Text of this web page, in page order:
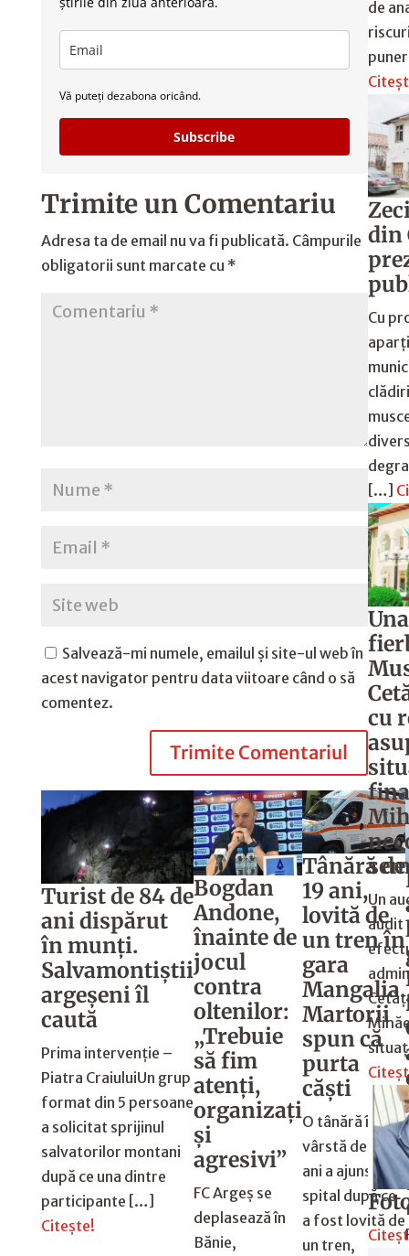
Vă puteți dezabona oricând.
Subscribe
Trimite un Comentariu
Adresa ta de email nu va fi publicată. Câmpurile
obligatorii sunt marcate cu *
Salvează-mi numele, emailul și site-ul web în
acest navigator pentru data viitoare când o să
comentez.
Trimite Comentariul
Turist de 84 de
ani dispărut
în munți.
Salvamontiștii
argeșeni îl
caută
Prima intervenție –
Piatra CraiuluiUn grup
format din 5 persoane
a solicitat sprijinul
salvatorilor montani
după ce una dintre
participante […]
Citește!
Bogdan
Andone,
înainte de
jocul
contra
oltenilor:
„Trebuie
să fim
atenți,
organizați
și
agresivi”
FC Argeș se
deplasează în
Bănie,
Tânără de
19 ani,
lovită de
un tren în
gara
Mangalia.
Martorii
spun că
purta
căști
O tânără în
vârstă de 19
ani a ajuns la
spital după ce
a fost lovită de
un tren,
de
din
Cu
[…]
cu
Un
audit